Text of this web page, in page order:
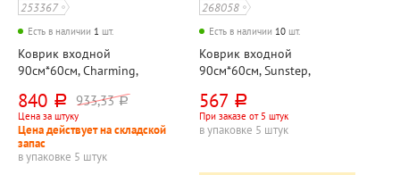
253367
Есть в наличии 1 шт.
Коврик входной
90см*60см, Charming,
840 руб. 933,33 руб.
Цена за штуку
Цена действует на складской
запас
в упаковке 5 штук
268058
Есть в наличии 10 шт.
Коврик входной
90см*60см, Sunstep,
полипропилен
567 руб.
При заказе от 5 штук
в упаковке 5 штук